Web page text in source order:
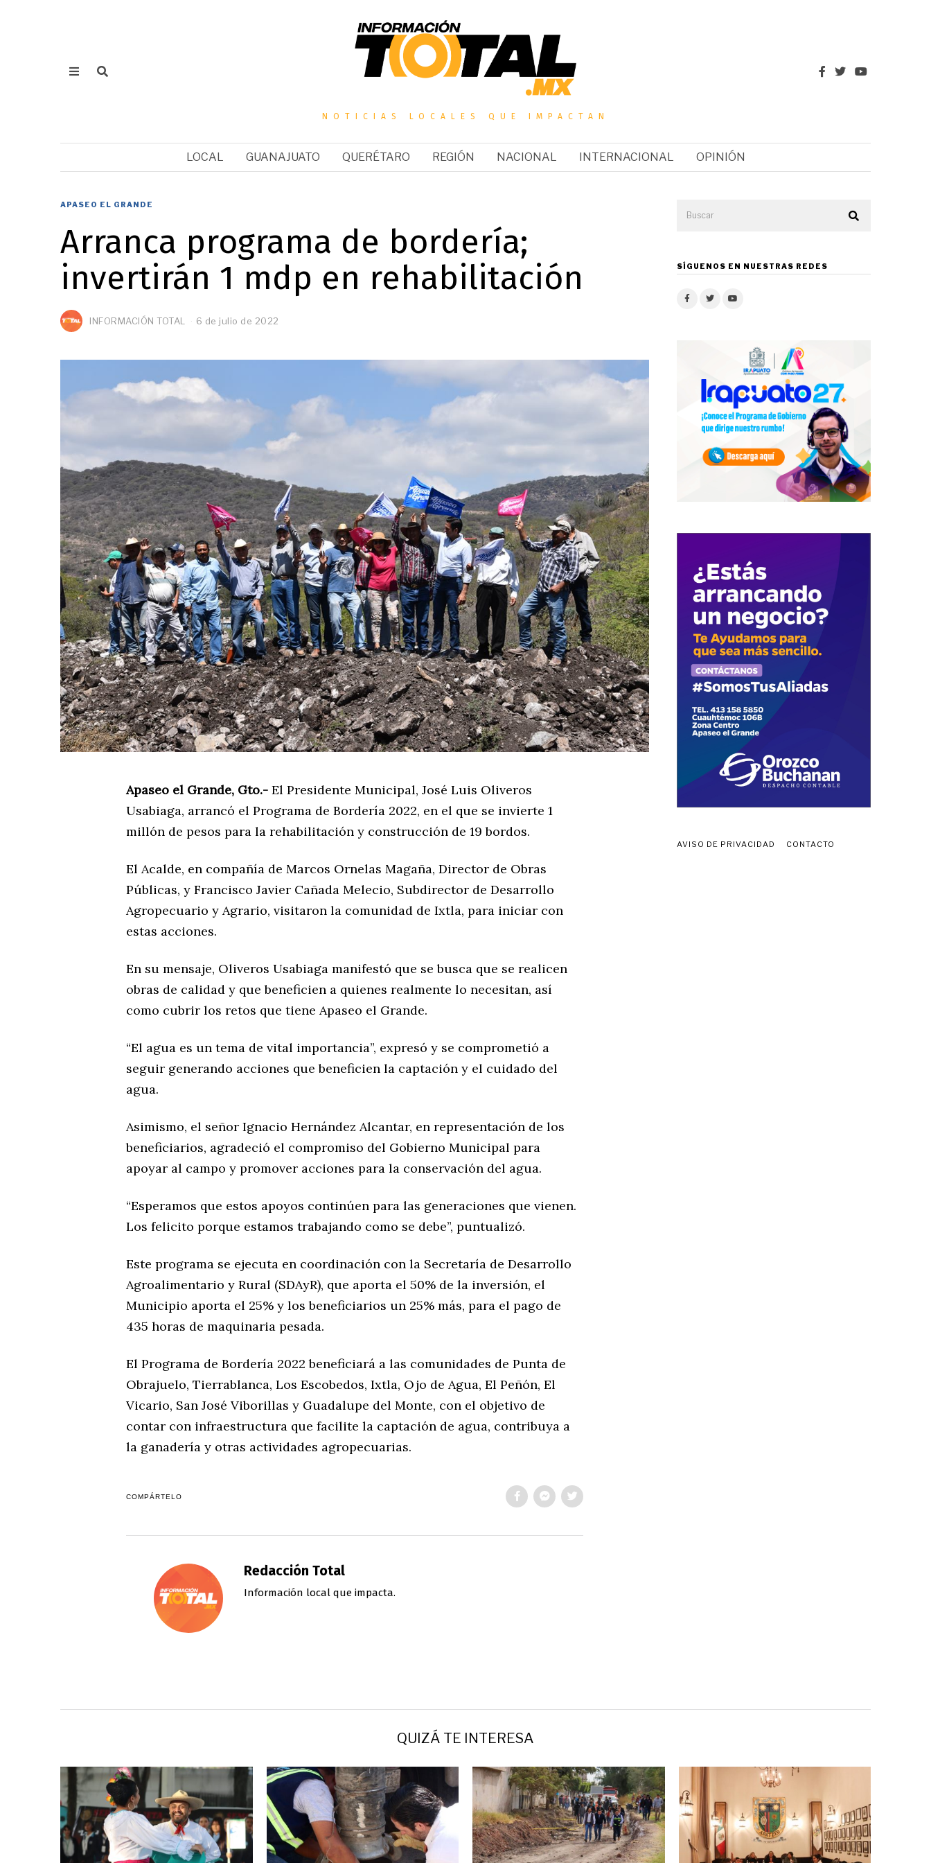
NOTICIAS LOCALES QUE IMPACTAN
LOCAL GUANAJUATO QUERÉTARO REGIÓN NACIONAL INTERNACIONAL OPINIÓN
APASEO EL GRANDE
Arranca programa de bordería;
invertirán 1 mdp en rehabilitación
INFORMACIÓN TOTAL 6 de julio de 2022
Apaseo el Grande, Gto.- El Presidente Municipal, José Luis Oliveros
Usabiaga, arrancó el Programa de Bordería 2022, en el que se invierte 1
millón de pesos para la rehabilitación y construcción de 19 bordos.
El Acalde, en compañía de Marcos Ornelas Magaña, Director de Obras
Públicas, y Francisco Javier Cañada Melecio, Subdirector de Desarrollo
Agropecuario y Agrario, visitaron la comunidad de Ixtla, para iniciar con
estas acciones.
En su mensaje, Oliveros Usabiaga manifestó que se busca que se realicen
obras de calidad y que beneficien a quienes realmente lo necesitan, así
como cubrir los retos que tiene Apaseo el Grande.
“El agua es un tema de vital importancia”, expresó y se comprometió a
seguir generando acciones que beneficien la captación y el cuidado del
agua.
Asimismo, el señor Ignacio Hernández Alcantar, en representación de los
beneficiarios, agradeció el compromiso del Gobierno Municipal para
apoyar al campo y promover acciones para la conservación del agua.
“Esperamos que estos apoyos continúen para las generaciones que vienen.
Los felicito porque estamos trabajando como se debe”, puntualizó.
Este programa se ejecuta en coordinación con la Secretaría de Desarrollo
Agroalimentario y Rural (SDAyR), que aporta el 50% de la inversión, el
Municipio aporta el 25% y los beneficiarios un 25% más, para el pago de
435 horas de maquinaria pesada.
El Programa de Bordería 2022 beneficiará a las comunidades de Punta de
Obrajuelo, Tierrablanca, Los Escobedos, Ixtla, Ojo de Agua, El Peñón, El
Vicario, San José Viborillas y Guadalupe del Monte, con el objetivo de
contar con infraestructura que facilite la captación de agua, contribuya a
la ganadería y otras actividades agropecuarias.
COMPÁRTELO
Redacción Total
Información local que impacta.
SÍGUENOS EN NUESTRAS REDES
AVISO DE PRIVACIDAD CONTACTO
QUIZÁ TE INTERESA